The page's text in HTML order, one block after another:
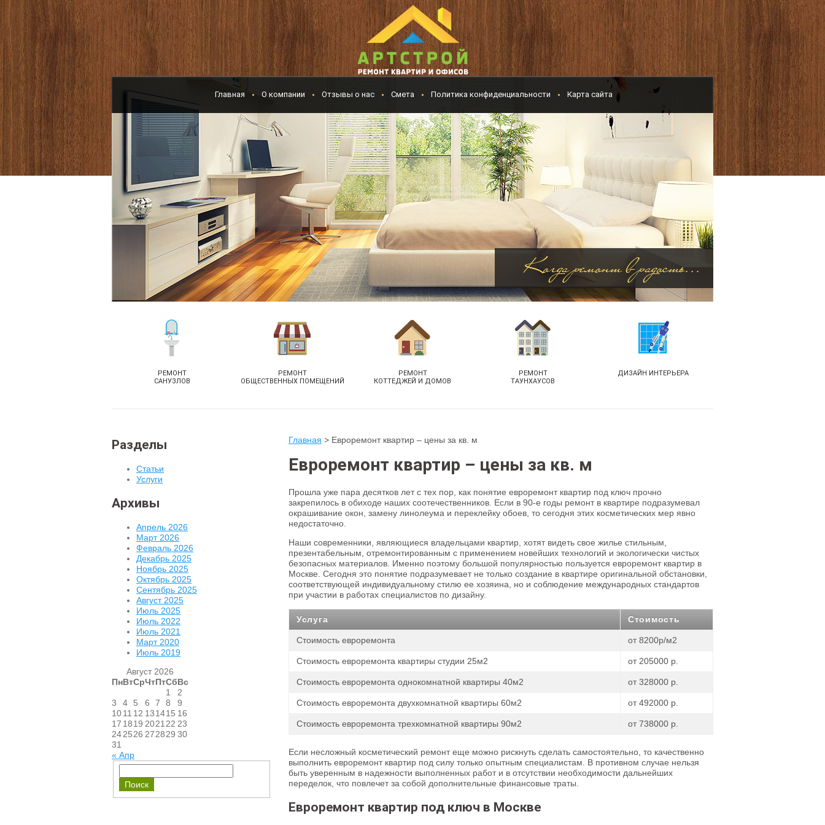
Главная О компании Отзывы о нас Смета Политика конфиденциальности Карта сайта
РЕМОНТ
САНУЗЛОВ
РЕМОНТ
ОБЩЕСТВЕННЫХ ПОМЕЩЕНИЙ
РЕМОНТ
КОТТЕДЖЕЙ И ДОМОВ
РЕМОНТ
ТАУНХАУСОВ
ДИЗАЙН ИНТЕРЬЕРА
Разделы
Статьи
Услуги
Архивы
Апрель 2026
Март 2026
Февраль 2026
Декабрь 2025
Ноябрь 2025
Октябрь 2025
Сентябрь 2025
Август 2025
Июль 2025
Июль 2022
Июль 2021
Март 2020
Июль 2019
Август 2026
ПнВтСрЧтПтСбВс
1
2
3
4 5 6 7 8
9
1011 12 131415 16
17 1819 2021 22 23
242526 272829 30
31
« Апр
Главная > Евроремонт квартир – цены за кв. м
Евроремонт квартир – цены за кв. м
Прошла уже пара десятков лет с тех пор, как понятие евроремонт квартир под ключ прочно
закрепилось в обиходе наших соотечественников. Если в 90-е годы ремонт в квартире подразумевал
окрашивание окон, замену линолеума и переклейку обоев, то сегодня этих косметических мер явно
недостаточно.
Наши современники, являющиеся владельцами квартир, хотят видеть свое жилье стильным,
презентабельным, отремонтированным с применением новейших технологий и экологически чистых
безопасных материалов. Именно поэтому большой популярностью пользуется евроремонт квартир в
Москве. Сегодня это понятие подразумевает не только создание в квартире оригинальной обстановки,
соответствующей индивидуальному стилю ее хозяина, но и соблюдение международных стандартов
при участии в работах специалистов по дизайну.
Услуга Стоимость
Стоимость евроремонта от 8200р/м2
Стоимость евроремонта квартиры студии 25м2 от 205000 р.
Стоимость евроремонта однокомнатной квартиры 40м2 от 328000 р.
Стоимость евроремонта двухкомнатной квартиры 60м2 от 492000 р.
Стоимость евроремонта трехкомнатной квартиры 90м2 от 738000 р.
Если несложный косметический ремонт еще можно рискнуть сделать самостоятельно, то качественно
выполнить евроремонт квартир под силу только опытным специалистам. В противном случае нельзя
быть уверенным в надежности выполненных работ и в отсутствии необходимости дальнейших
переделок, что повлечет за собой дополнительные финансовые траты.
Евроремонт квартир под ключ в Москве